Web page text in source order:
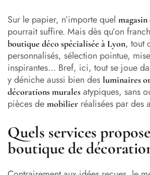
Sur le papier, n’importe quel
pourrait suffire. Mais dès qu’on
boutique déco spécialisée à Lyon, tout
personnalisés, sélection pointue,
inspirantes… Bref, ici, tout se joue
y déniche aussi bien des luminaires
décorations murales atypiques, sans
pièces de mobilier réalisées par des
Quels services
boutique de